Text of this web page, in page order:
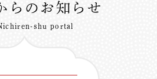
らのお知らせ
shu portal